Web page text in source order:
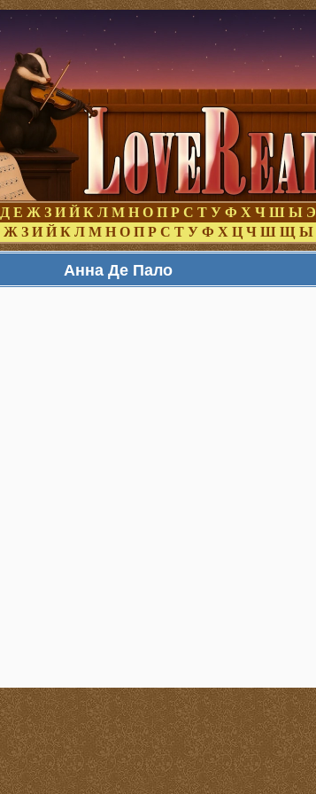
Д Е Ж З И Й К Л М Н О П Р С Т У Ф Х Ч Ш Ы Э
Ж З И Й К Л М Н О П Р С Т У Ф Х Ц Ч Ш Щ Ы
Анна Де Пало